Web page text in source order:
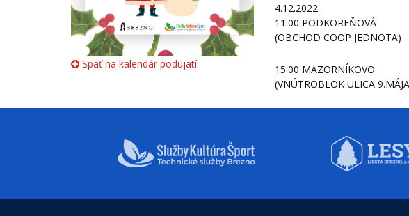
Späť na kalendár podujatí
4.12.2022
11:00 PODKOREŇOVÁ
(OBCHOD COOP JEDNOTA)
15:00 MAZORNÍKOVO
(VNÚTROBLOK ULICA